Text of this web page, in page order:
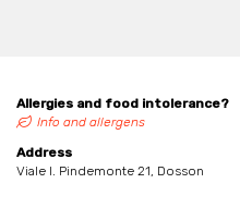
Allergies and food intolerance?
Info and allergens
Address
Viale I. Pindemonte 21, Dosson